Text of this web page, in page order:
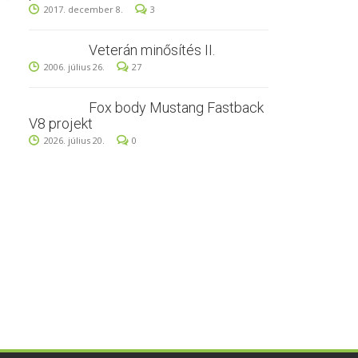
2017. december 8. 3
Veterán minősítés II.
2006. július 26. 27
Fox body Mustang Fastback
V8 projekt
2026. július 20. 0